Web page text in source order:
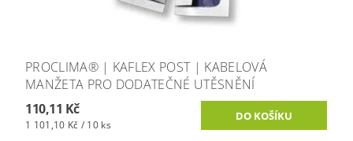
PROCLIMA® | KAFLEX POST | KABELOVÁ
MANŽETA PRO DODATEČNÉ UTĚSNĚNÍ
110,11 Kč
1 101,10 Kč / 10 ks